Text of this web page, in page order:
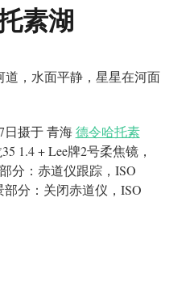
素湖
，水面平静，星星在河面
日摄于 青海德令哈托素
1.4 + Lee牌2号柔焦镜，
分：赤道仪跟踪，ISO
分：关闭赤道仪，ISO